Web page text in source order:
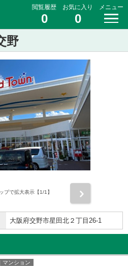
閲覧履歴
0
お気に入り
0
メニュー
野
プで拡大表示【1/1】
大阪府交野市星田北２丁目26-1
マンション